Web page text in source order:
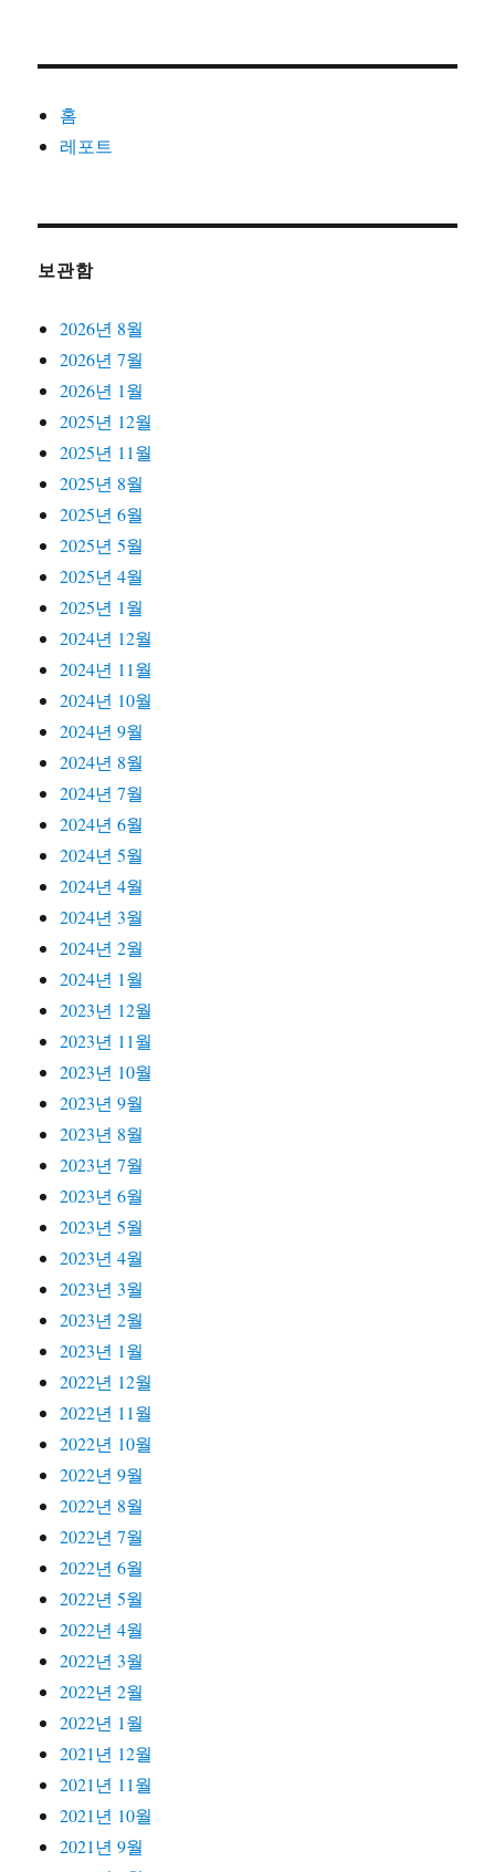
홈
레포트
보관함
2026년 8월
2026년 7월
2026년 1월
2025년 12월
2025년 11월
2025년 8월
2025년 6월
2025년 5월
2025년 4월
2025년 1월
2024년 12월
2024년 11월
2024년 10월
2024년 9월
2024년 8월
2024년 7월
2024년 6월
2024년 5월
2024년 4월
2024년 3월
2024년 2월
2024년 1월
2023년 12월
2023년 11월
2023년 10월
2023년 9월
2023년 8월
2023년 7월
2023년 6월
2023년 5월
2023년 4월
2023년 3월
2023년 2월
2023년 1월
2022년 12월
2022년 11월
2022년 10월
2022년 9월
2022년 8월
2022년 7월
2022년 6월
2022년 5월
2022년 4월
2022년 3월
2022년 2월
2022년 1월
2021년 12월
2021년 11월
2021년 10월
2021년 9월